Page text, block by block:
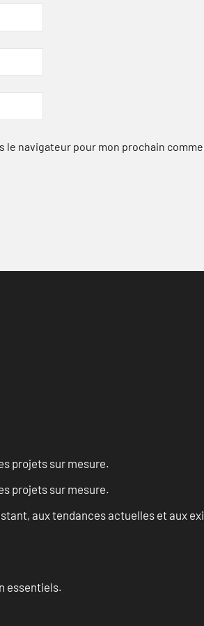
navigateur pour mon prochain
projets sur mesure.
projets sur mesure.
aux tendances actuelles et aux
essentiels.